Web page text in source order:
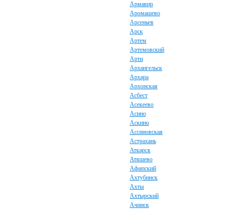
Армавир
Аромашево
Арсеньев
Арск
Артем
Артемовский
Арти
Архангельск
Архара
Архонская
Асбест
Асекеево
Асино
Аскино
Ассиновская
Астрахань
Аткарск
Атяшево
Афипский
Ахтубинск
Ахты
Ахтырский
Ачинск